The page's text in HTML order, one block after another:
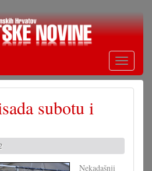
Toggle
subotu i
Nekadašnji